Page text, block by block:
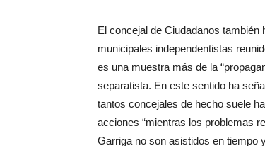
El concejal de Ciudadanos
municipales independentistas
es una muestra más de la
separatista. En este sentido ha
tantos concejales de hecho suele
acciones “mientras los problemas
Garriga no son asistidos en tiempo